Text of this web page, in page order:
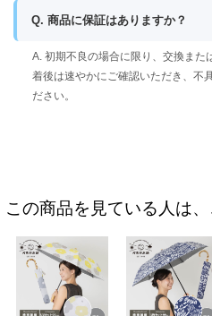
Q. 商品に保証はありますか？
A. 初期不良の場合に限り、交換また
着後は速やかにご確認いただき、不
ださい。
この商品を見ている人は